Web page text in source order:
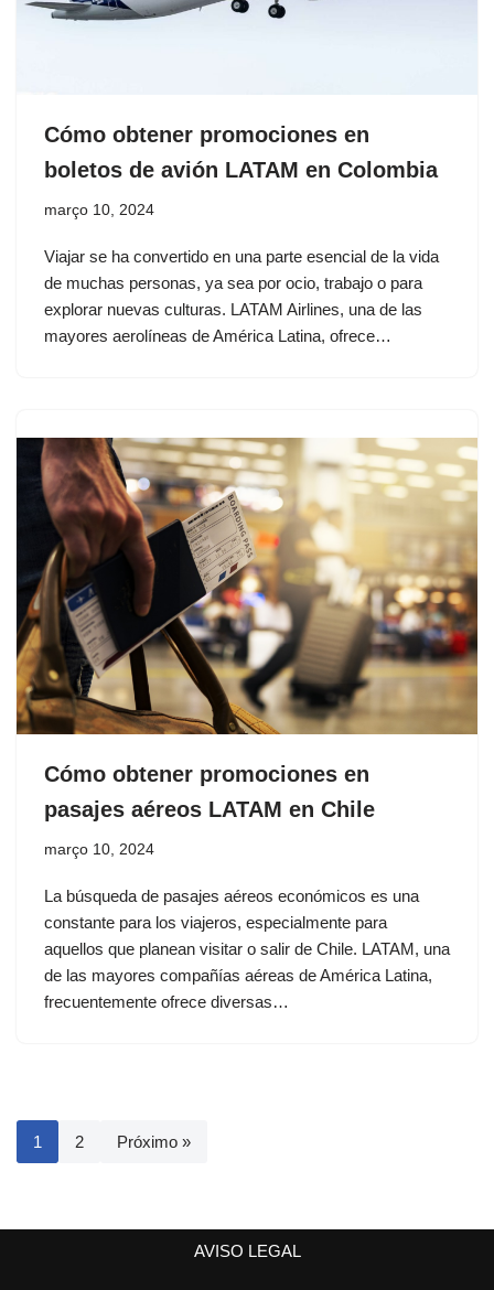
Cómo obtener promociones en
boletos de avión LATAM en Colombia
março 10, 2024
Viajar se ha convertido en una parte esencial de la vida
de muchas personas, ya sea por ocio, trabajo o para
explorar nuevas culturas. LATAM Airlines, una de las
mayores aerolíneas de América Latina, ofrece…
Cómo obtener promociones en
pasajes aéreos LATAM en Chile
março 10, 2024
La búsqueda de pasajes aéreos económicos es una
constante para los viajeros, especialmente para
aquellos que planean visitar o salir de Chile. LATAM, una
de las mayores compañías aéreas de América Latina,
frecuentemente ofrece diversas…
1 2 Próximo »
AVISO LEGAL